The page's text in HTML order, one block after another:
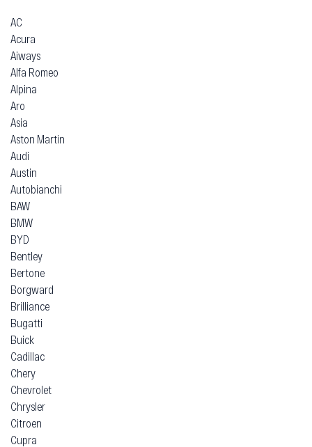
AC
Acura
Aiways
Alfa Romeo
Alpina
Aro
Asia
Aston Martin
Audi
Austin
Autobianchi
BAW
BMW
BYD
Bentley
Bertone
Borgward
Brilliance
Bugatti
Buick
Cadillac
Chery
Chevrolet
Chrysler
Citroen
Cupra